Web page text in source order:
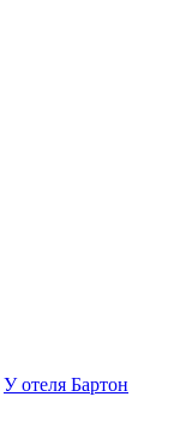
У отеля Бартон